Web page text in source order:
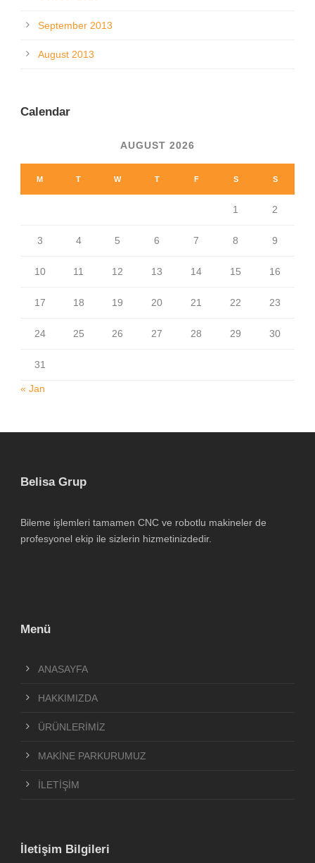
September 2013
August 2013
Calendar
AUGUST 2026
M T W T F S S
1 2
3 4 5 6 7 8 9
10 11 12 13 14 15 16
17 18 19 20 21 22 23
24 25 26 27 28 29 30
31
« Jan
Belisa Grup
Bileme işlemleri tamamen CNC ve robotlu makineler de
profesyonel ekip ile sizlerin hizmetinizdedir.
Menü
ANASAYFA
HAKKIMIZDA
ÜRÜNLERİMİZ
MAKİNE PARKURUMUZ
İLETİŞİM
İletişim Bilgileri